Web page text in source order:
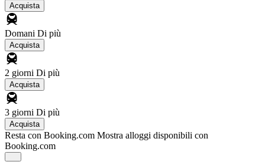
Acquista
Domani Di più
Acquista
2 giorni Di più
Acquista
3 giorni Di più
Acquista
Resta con Booking.com Mostra alloggi disponibili con
Booking.com